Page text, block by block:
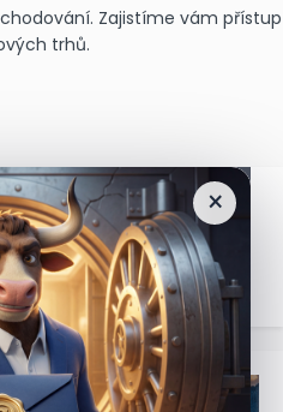
Zajistíme vám přístup
trhů.
×